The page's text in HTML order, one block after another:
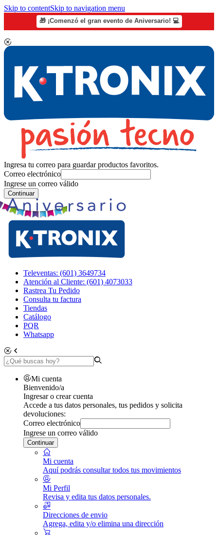
Skip to contentSkip to navigation menu
🎁 ¡Comenzó el gran evento de Aniversario! 💻
Ingresa tu correo para guardar productos favoritos.
Correo electrónico
Ingrese un correo válido
Continuar
Televentas: (601) 3649734
Atención al Cliente: (601) 4073033
Rastrea Tu Pedido
Consulta tu factura
Tiendas
Catálogo
PQR
Whatsapp
Mi cuenta
Bienvenido/a
Ingresar o crear cuenta
Accede a tus datos personales, tus pedidos y solicita
devoluciones:
Correo electrónico
Ingrese un correo válido
Continuar
Mi cuenta
Aquí podrás consultar todos tus movimientos
Mi Perfil
Revisa y edita tus datos personales.
Direcciones de envio
Agrega, edita y/o elimina una dirección